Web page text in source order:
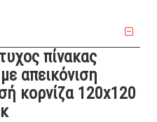
πίνακας
απεικόνιση
κορνίζα 120x120